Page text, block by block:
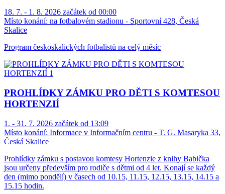
18. 7. - 1. 8. 2026 začátek od 00:00
Místo konání: na fotbalovém stadionu - Sportovní 428, Česká
Skalice
Program českoskalických fotbalistů na celý měsíc
PROHLÍDKY ZÁMKU PRO DĚTI S KOMTESOU
HORTENZIÍ
1. - 31. 7. 2026 začátek od 13:09
Místo konání: Informace v Informačním centru - T. G. Masaryka 33,
Česká Skalice
Prohlídky zámku s postavou komtesy Hortenzie z knihy Babička
jsou určeny především pro rodiče s dětmi od 4 let. Konají se každý
den (mimo pondělí) v časech od 10.15, 11.15, 12.15, 13.15, 14.15 a
15.15 hodin.